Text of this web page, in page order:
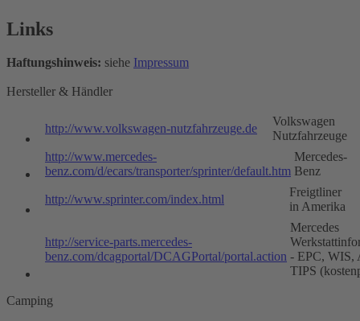
Links
Haftungshinweis: siehe Impressum
Hersteller & Händler
http://www.volkswagen-nutzfahrzeuge.de
Volkswagen
Nutzfahrzeuge
http://www.mercedes-
benz.com/d/ecars/transporter/sprinter/default.htm
Mercedes-
Benz
http://www.sprinter.com/index.html
Freigtliner
in Amerika
http://service-parts.mercedes-
benz.com/dcagportal/DCAGPortal/portal.action
Mercedes
- EPC, WIS,
TIPS
Camping